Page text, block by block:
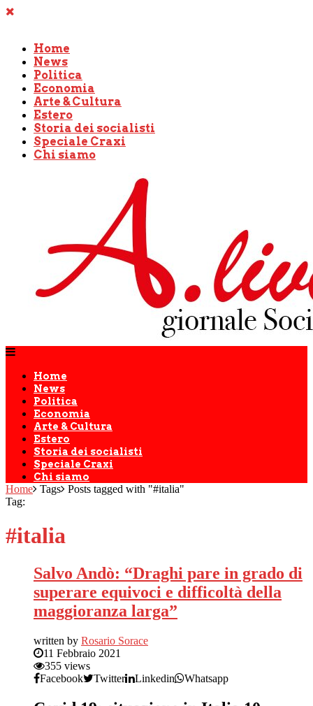
Home
News
Politica
Economia
Arte & Cultura
Estero
Storia dei socialisti
Speciale Craxi
Chi siamo
Home
News
Politica
Economia
Arte & Cultura
Estero
Storia dei socialisti
Speciale Craxi
Chi siamo
Home Tags Posts tagged with "#italia"
Tag:
#italia
Salvo Andò: “Draghi pare in grado di
superare equivoci e difficoltà della
maggioranza larga”
written by Rosario Sorace
11 Febbraio 2021
355 views
Facebook
Twitter Linkedin Whatsapp